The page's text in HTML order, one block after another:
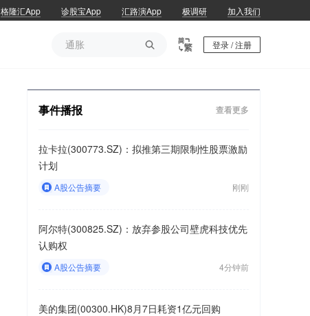
格隆汇App 诊股宝App 汇路演App 极调研 加入我们

通胀
登录 / 注册
事件播报 查看更多
拉卡拉(300773.SZ)：拟推第三期限制性股票激励
计划
A股公告摘要 刚刚
阿尔特(300825.SZ)：放弃参股公司壁虎科技优先
认购权
A股公告摘要 4分钟前
美的集团(00300.HK)8月7日耗资1亿元回购